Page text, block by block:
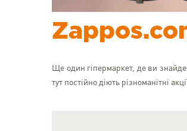
Ще один гіпермаркет, де ви
тут постійно діють різноманітні